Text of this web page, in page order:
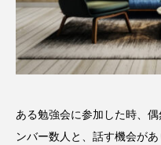
ある勉強会に参加した時、
ンバー数人と、話す機会があ